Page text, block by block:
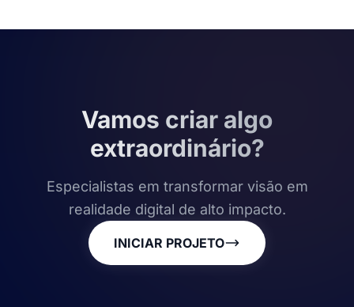
Vamos criar algo
extraordinário?
Especialistas em transformar visão em
realidade digital de alto impacto.
INICIAR PROJETO